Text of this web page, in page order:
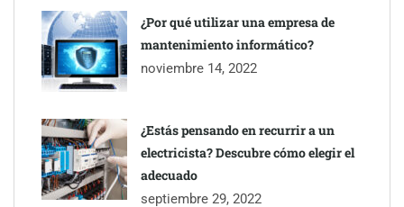
¿Por qué utilizar una empresa de
mantenimiento informático?
noviembre 14, 2022
¿Estás pensando en recurrir a un
electricista? Descubre cómo elegir el
adecuado
septiembre 29, 2022